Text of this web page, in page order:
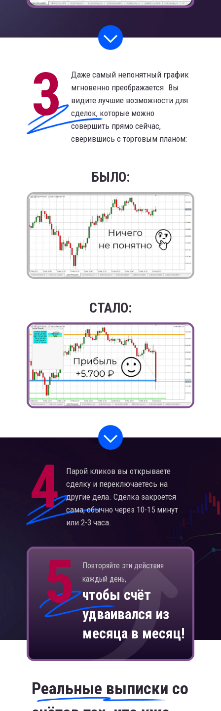
3
Даже самый непонятный график
мгновенно преображается. Вы
видите лучшие возможности для
сделок, которые можно
совершить прямо сейчас,
сверившись с торговым планом:
БЫЛО:
СТАЛО:
4
Парой кликов вы открываете
сделку и переключаетесь на
другие дела. Сделка закроется
сама, обычно через 10-15 минут
или 2-3 часа.
5
Повторяйте эти действия
каждый день,
чтобы счёт
удваивался из
месяца в месяц!
Реальные выписки со